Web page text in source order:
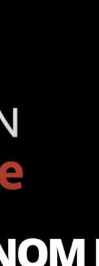
les règles
le
Dès les